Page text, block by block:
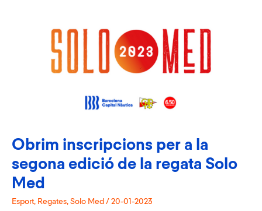
Obrim inscripcions per a la
segona edició de la regata Solo
Med
Esport, Regates, Solo Med / 20-01-2023